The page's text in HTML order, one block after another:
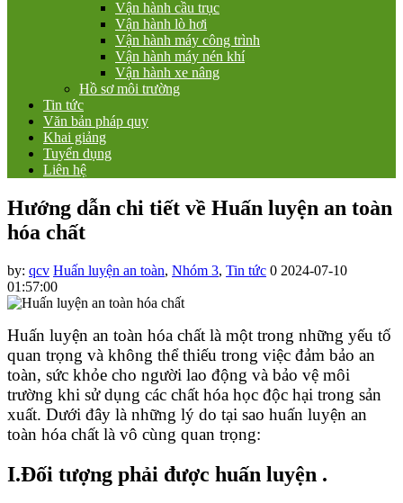
Vận hành cầu trục
Vận hành lò hơi
Vận hành máy công trình
Vận hành máy nén khí
Vận hành xe nâng
Hồ sơ môi trường
Tin tức
Văn bản pháp quy
Khai giảng
Tuyển dụng
Liên hệ
Hướng dẫn chi tiết về Huấn luyện an toàn
hóa chất
by: qcv Huấn luyện an toàn, Nhóm 3, Tin tức 0 2024-07-10
01:57:00
Huấn luyện an toàn hóa chất là một trong những yếu tố
quan trọng và không thể thiếu trong việc đảm bảo an
toàn, sức khỏe cho người lao động và bảo vệ môi
trường khi sử dụng các chất hóa học độc hại trong sản
xuất. Dưới đây là những lý do tại sao huấn luyện an
toàn hóa chất là vô cùng quan trọng:
I.Đối tượng phải được huấn luyện .